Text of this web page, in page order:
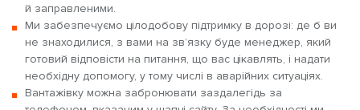
й заправленими.
Ми забезпечуємо цілодобову підтримку в дорозі: де б ви
не знаходилися, з вами на зв’язку буде менеджер, який
готовий відповісти на питання, що вас цікавлять, і надати
необхідну допомогу, у тому числі в аварійних ситуаціях.
Вантажівку можна забронювати заздалегідь за